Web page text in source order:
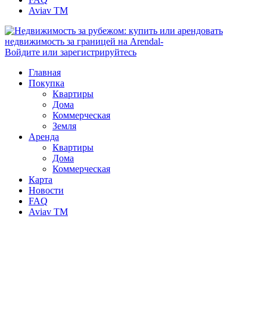
Aviav TM
Войдите или зарегистрируйтесь
Главная
Покупка
Квартиры
Дома
Коммерческая
Земля
Аренда
Квартиры
Дома
Коммерческая
Карта
Новости
FAQ
Aviav TM